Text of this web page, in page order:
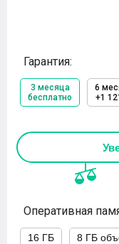
Гарантия:
3 месяца
бесплатно
6
+1
Оперативная
16 ГБ 8 ГБ